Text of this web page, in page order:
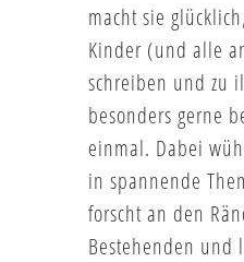
macht sie
Kinder (und alle
schreiben und zu
besonders gerne
einmal. Dabei
in spannende
forscht an den
Bestehenden und